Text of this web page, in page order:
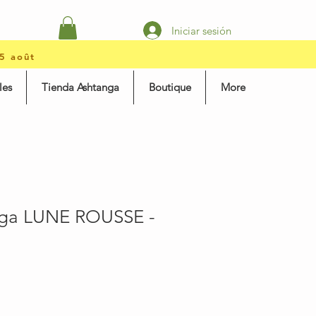
Iniciar sesión
août
Tienda Ashtanga Boutique More
LUNE ROUSSE -